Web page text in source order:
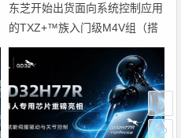
东芝开始出货面向系统控制应用
的TXZ+™族入门级M4V组（搭
载Arm Cortex‑M4内核的标准微
控制器）工程样品